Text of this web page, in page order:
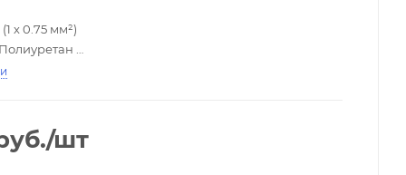
(1 х 0.75 мм²)
Полиуретан
RCA / RCA
мм
Серебром/шт